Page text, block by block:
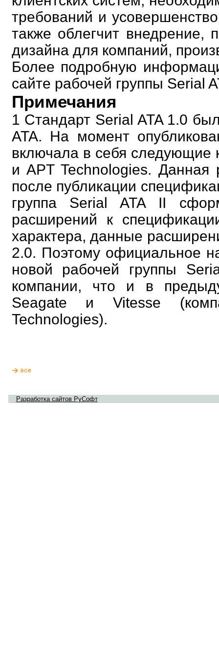
требований и
также облегчит
дизайна для компаний,
Более подробную
сайте рабочей группы Serial
Примечания
1 Стандарт Serial ATA 1.0
ATA. На момент
включала в себя следующие
и APT Technologies. Данная
после публикации
группа Serial ATA II
расширений к
характера, данные
2.0. Поэтому официальное
новой рабочей группы
компании, что и в
Seagate и Vitesse
Technologies).
Разработка сайтов РуСофт